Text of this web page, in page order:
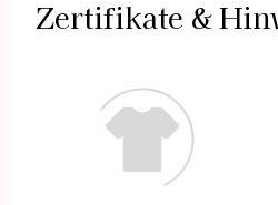
Zertifikate &